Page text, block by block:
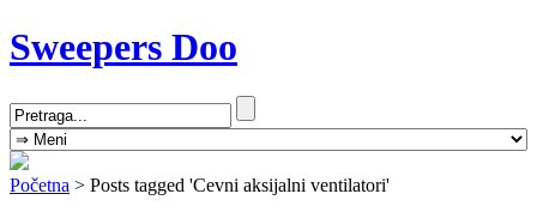
Sweepers Doo
Početna > Posts tagged 'Cevni aksijalni ventilatori'